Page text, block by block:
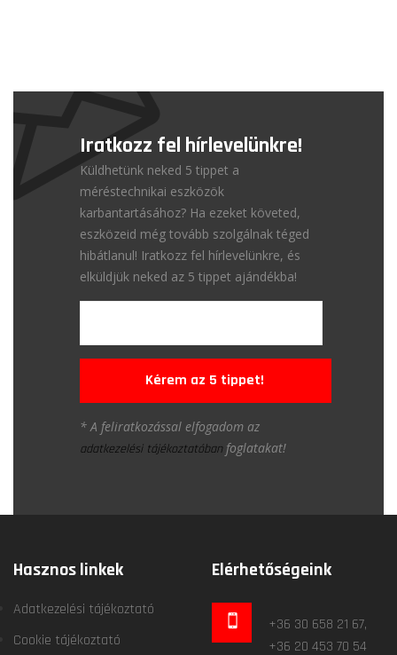
Iratkozz fel hírlevelünkre!
Küldhetünk neked 5 tippet a
méréstechnikai eszközök
karbantartásához? Ha ezeket követed,
eszközeid még tovább szolgálnak téged
hibátlanul! Iratkozz fel hírlevelünkre, és
elküldjük neked az 5 tippet ajándékba!
Kérem az 5 tippet!
* A feliratkozással elfogadom az
adatkezelési tájékoztatóbanfoglatakat!
Hasznos linkek
Adatkezelési tájékoztató
Cookie tájékoztató
Elérhetőségeink
+36 30 658 21 67,
+36 20 453 70 54